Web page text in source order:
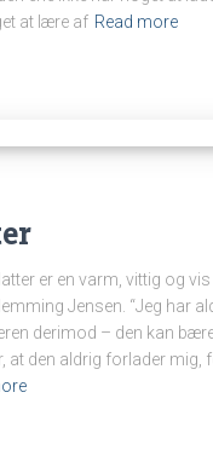
at lære af Read more
er en varm, vittig og
Jensen. “Jeg har
derimod – den kan
at den aldrig forlader mig,